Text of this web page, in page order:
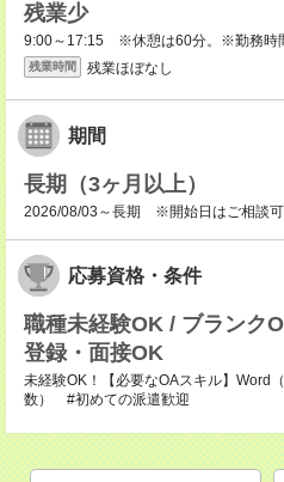
残業少
9:00～17:15 ※休憩は60分。※勤務時間
残業時間 残業ほぼなし
期間
長期（3ヶ月以上）
2026/08/03～長期 ※開始日はご相談
応募資格・条件
職種未経験OK / ブランク
登録・面接OK
未経験OK！【必要なOAスキル】Word
数） #初めての派遣歓迎